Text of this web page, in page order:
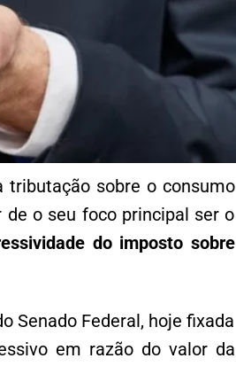
sobre o consumo
de o seu foco principal ser o
do imposto sobre
Senado Federal, hoje fixada
em razão do valor da